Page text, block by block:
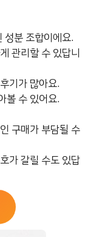
성분 조합이에요.
관리할 수 있답니
기가 많아요.
볼 수 있어요.
구매가 부담될 수
가 갈릴 수도 있답